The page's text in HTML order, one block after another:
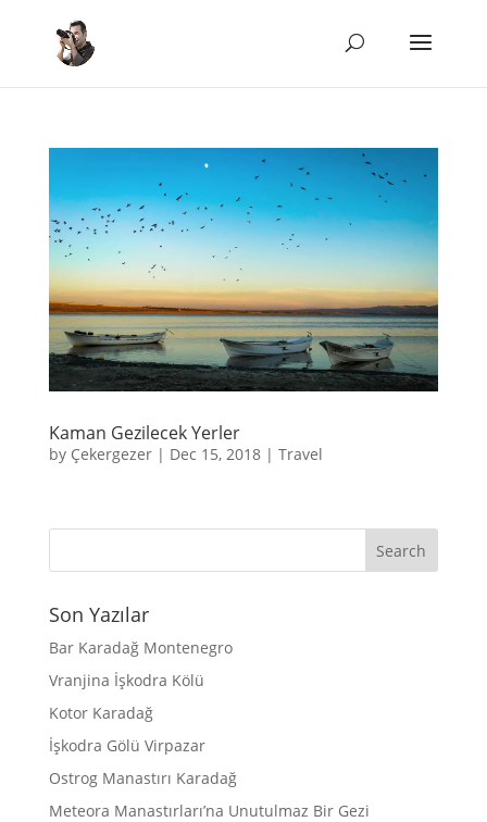
Kaman Gezilecek Yerler
by Çekergezer| Dec 15, 2018| Travel
Son Yazılar
Bar Karadağ Montenegro
Vranjina İşkodra Kölü
Kotor Karadağ
İşkodra Gölü Virpazar
Ostrog Manastırı Karadağ
Meteora Manastırları’na Unutulmaz Bir Gezi